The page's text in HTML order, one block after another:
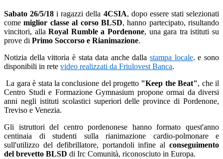
Sabato 26/5/18 i ragazzi della 4CSIA, dopo essere stati selezionati
comemiglior classe al corso BLSD, hanno partecipato, risultando
vincitori, allaRoyal Rumble a Pordenone, una gara tra istituti su
prove di Primo Soccorso e Rianimazione.
Notizia della vittoria è stata data anche dallastampa locale. e sono
disponibili in rete video realizzati da Friulovest Banca.
La gara è stata la conclusione del progetto "Keep the Beat", che il
Centro Studi e Formazione Gymnasium propone ormai da diversi
anni negli istituti scolastici superiori delle province di Pordenone,
Treviso e Venezia.
Gli istruttori del centro pordenonese hanno formato quest'anno
centinaia di studenti sulla rianimazione cardio-polmonare e
sull'utilizzo del defibrillatore, portandoli infine al conseguimento
del brevetto BLSD di Irc Comunità, riconosciuto in Europa.